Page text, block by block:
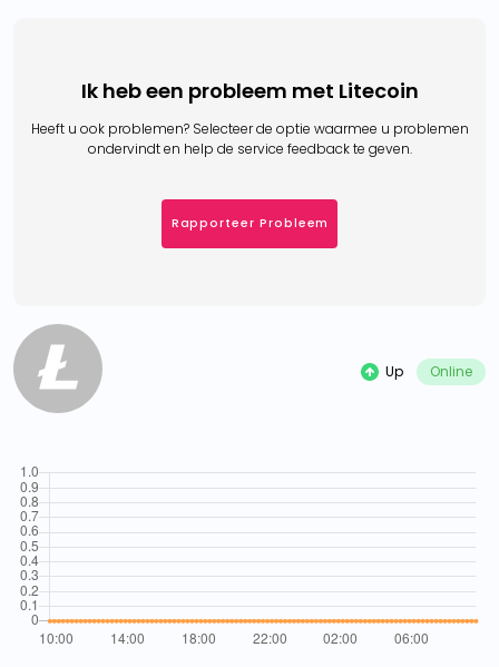
Ik heb een probleem met Litecoin
Heeft u ook problemen? Selecteer de optie waarmee u problemen
ondervindt en help de service feedback te geven.
Rapporteer Probleem
Up Online